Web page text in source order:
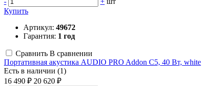
Купить
Артикул: 49672
Гарантия: 1 год
Сравнить В сравнении
Портативная акустика AUDIO PRO Addon C5, 40 Вт, white
Есть в наличии (1)
16 490 ₽ 20 620 ₽